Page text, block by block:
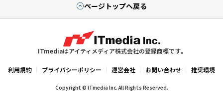
ページトップへ戻る
ITmediaはアイティメディア株式会社の登録商標です。
利用規約 プライバシーポリシー 運営会社 お問い合わせ 推奨環境
Copyright © ITmedia Inc. All Rights Reserved.